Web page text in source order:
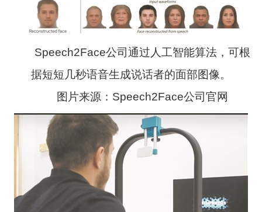
Speech2Face公司通过人工智能算法，可根
据短短几秒语音生成说话者的面部图像。
图片来源：Speech2Face公司官网